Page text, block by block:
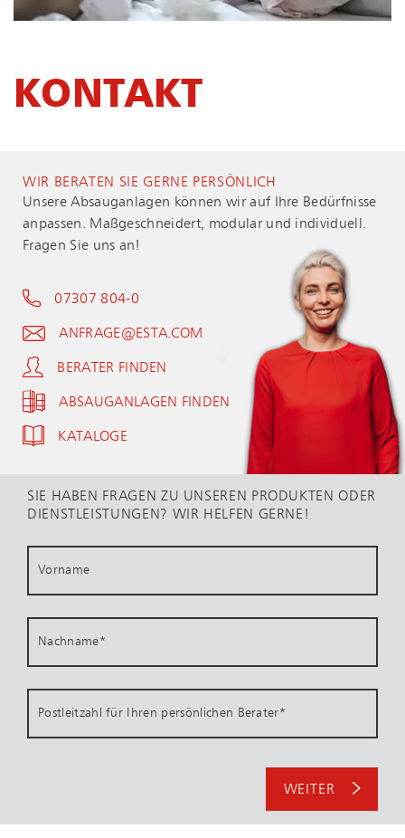
KONTAKT
WIR BERATEN SIE GERNE PERSÖNLICH
Unsere Absauganlagen können wir auf Ihre Bedürfnisse
anpassen. Maßgeschneidert, modular und individuell.
Fragen Sie uns an!
07307 804-0
ANFRAGE@ESTA.COM
BERATER FINDEN
ABSAUGANLAGEN FINDEN
KATALOGE
SIE HABEN FRAGEN ZU UNSEREN PRODUKTEN ODER
DIENSTLEISTUNGEN? WIR HELFEN GERNE!
Vorname
Nachname*
Postleitzahl für Ihren persönlichen Berater*
WEITER